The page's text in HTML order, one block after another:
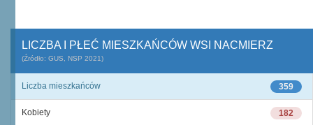
LICZBA I PŁEĆ MIESZKAŃCÓW WSI NACMIERZ
(Źródło: GUS, NSP 2021)
359
Liczba mieszkańców
182
Kobiety